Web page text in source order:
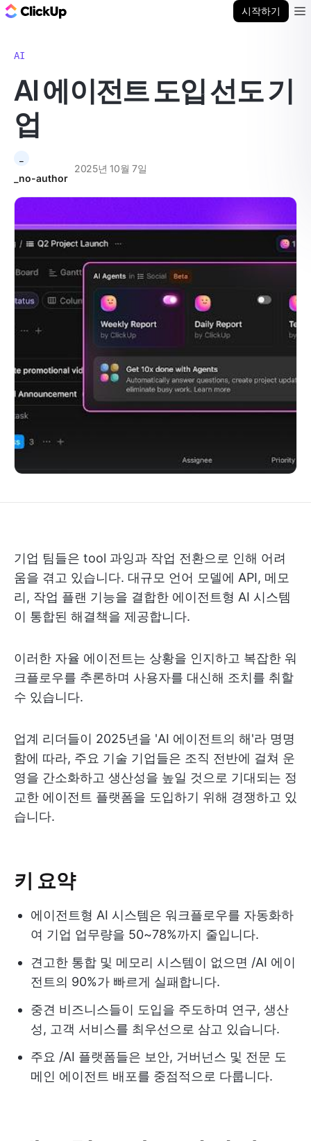
시작하기
AI
AI 에이전트 도입 선도 기
업
_no-author
2025년 10월 7일
기업 팀들은 tool 과잉과 작업 전환으로 인해 어려
움을 겪고 있습니다. 대규모 언어 모델에 API, 메모
리, 작업 플랜 기능을 결합한 에이전트형 AI 시스템
이 통합된 해결책을 제공합니다.
이러한 자율 에이전트는 상황을 인지하고 복잡한 워
크플로우를 추론하며 사용자를 대신해 조치를 취할
수 있습니다.
업계 리더들이 2025년을 'AI 에이전트의 해'라 명명
함에 따라, 주요 기술 기업들은 조직 전반에 걸쳐 운
영을 간소화하고 생산성을 높일 것으로 기대되는 정
교한 에이전트 플랫폼을 도입하기 위해 경쟁하고 있
습니다.
키 요약
에이전트형 AI 시스템은 워크플로우를 자동화하
여 기업 업무량을 50~78%까지 줄입니다.
견고한 통합 및 메모리 시스템이 없으면 /AI 에이
전트의 90%가 빠르게 실패합니다.
중견 비즈니스들이 도입을 주도하며 연구, 생산
성, 고객 서비스를 최우선으로 삼고 있습니다.
주요 /AI 플랫폼들은 보안, 거버넌스 및 전문 도
메인 에이전트 배포를 중점적으로 다룹니다.